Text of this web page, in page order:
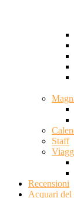
Staff
Recensioni
Acquari del